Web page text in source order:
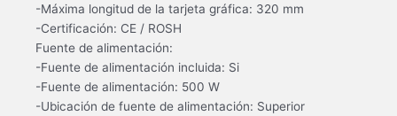
-Máxima longitud de la tarjeta gráfica: 320 mm
-Certificación: CE / ROSH
Fuente de alimentación:
-Fuente de alimentación incluida: Si
-Fuente de alimentación: 500 W
-Ubicación de fuente de alimentación: Superior